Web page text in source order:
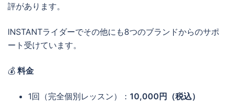
評があります。
INSTANTライダーでその他にも8つのブランドからのサポ
ート受けています。
💰 料金
1回（完全個別レッスン）： 10,000円（税込）